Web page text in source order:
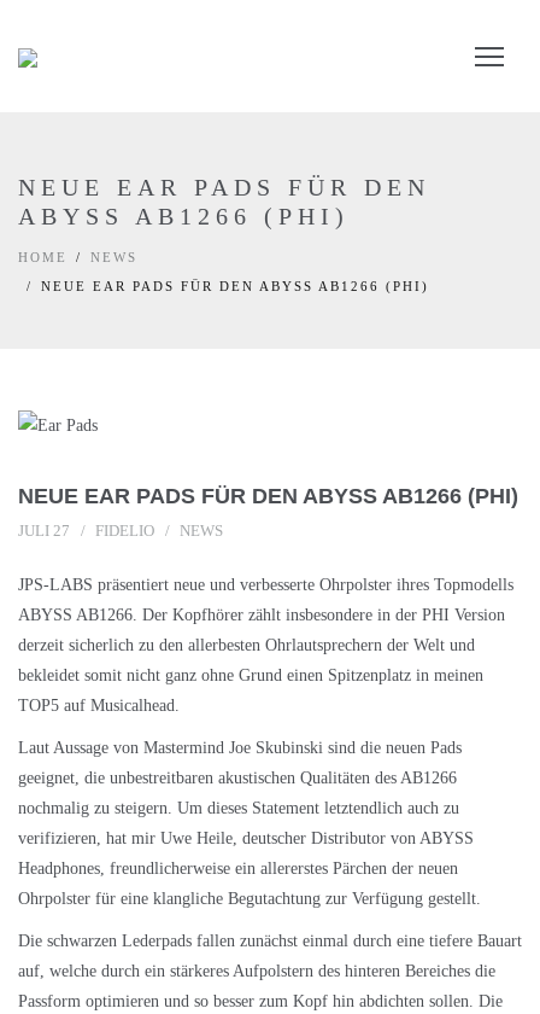
NEUE EAR PADS FÜR DEN
ABYSS AB1266 (PHI)
HOME
NEWS
NEUE EAR PADS FÜR DEN ABYSS AB1266 (PHI)
NEUE EAR PADS FÜR DEN ABYSS AB1266 (PHI)
JULI 27 FIDELIO NEWS
JPS-LABS präsentiert neue und verbesserte Ohrpolster ihres Topmodells
ABYSS AB1266. Der Kopfhörer zählt insbesondere in der PHI Version
derzeit sicherlich zu den allerbesten Ohrlautsprechern der Welt und
bekleidet somit nicht ganz ohne Grund einen Spitzenplatz in meinen
TOP5 auf Musicalhead.
Laut Aussage von Mastermind Joe Skubinski sind die neuen Pads
geeignet, die unbestreitbaren akustischen Qualitäten des AB1266
nochmalig zu steigern. Um dieses Statement letztendlich auch zu
verifizieren, hat mir Uwe Heile, deutscher Distributor von ABYSS
Headphones, freundlicherweise ein allererstes Pärchen der neuen
Ohrpolster für eine klangliche Begutachtung zur Verfügung gestellt.
Die schwarzen Lederpads fallen zunächst einmal durch eine tiefere Bauart
auf, welche durch ein stärkeres Aufpolstern des hinteren Bereiches die
Passform optimieren und so besser zum Kopf hin abdichten sollen. Die